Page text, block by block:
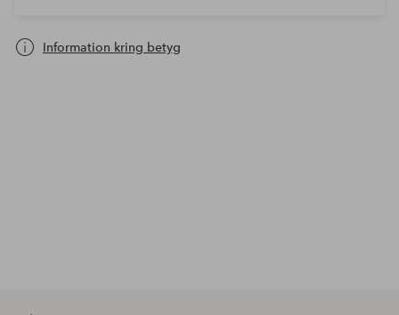
Information kring betyg